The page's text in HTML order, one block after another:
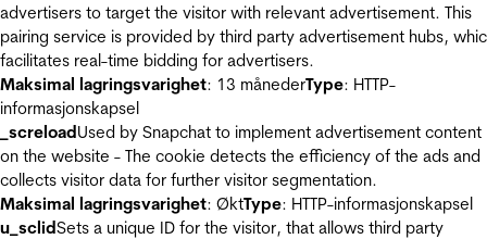
advertisers to target the visitor with relevant advertisement. This
pairing service is provided by third party advertisement hubs,
facilitates real-time bidding for advertisers.
Maksimal lagringsvarighet: 13 månederType: HTTP-
informasjonskapsel
_screloadUsed by Snapchat to implement advertisement content
on the website - The cookie detects the efficiency of the ads and
collects visitor data for further visitor segmentation.
Maksimal lagringsvarighet: ØktType: HTTP-informasjonskapsel
u_sclidSets a unique ID for the visitor, that allows third party